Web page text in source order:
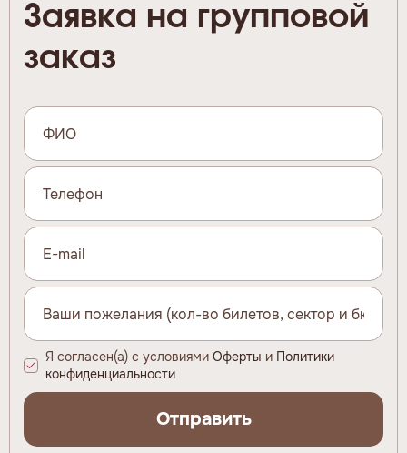
Заявка на групповой
заказ
Я согласен(а) с условиями Оферты и Политики
конфиденциальности
Отправить